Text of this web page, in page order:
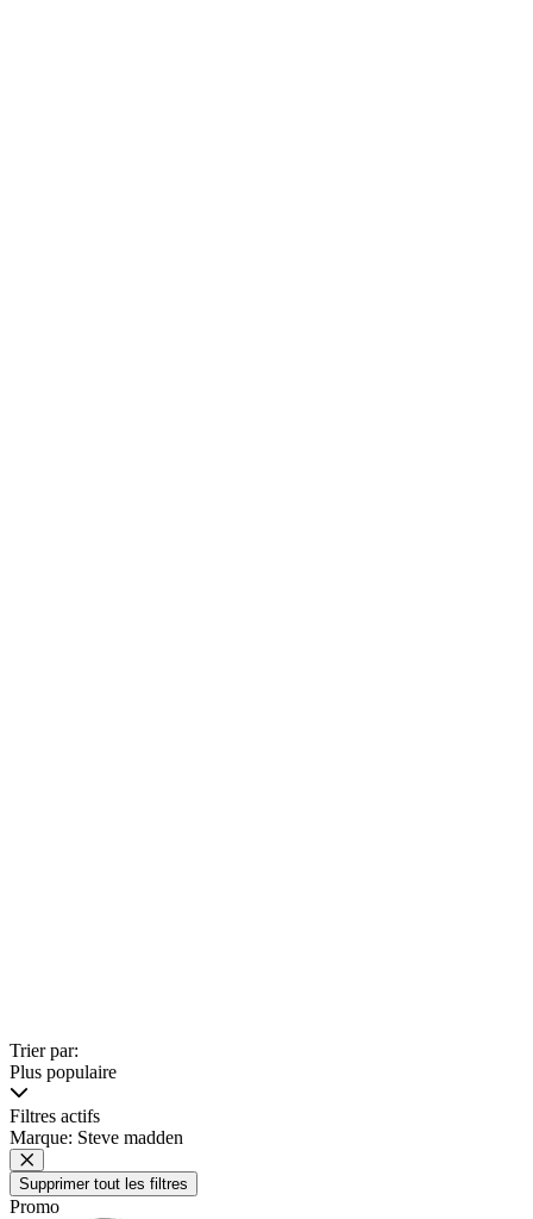
Trier par:
Plus populaire
Filtres actifs
Marque: Steve madden
Supprimer tout les filtres
Promo